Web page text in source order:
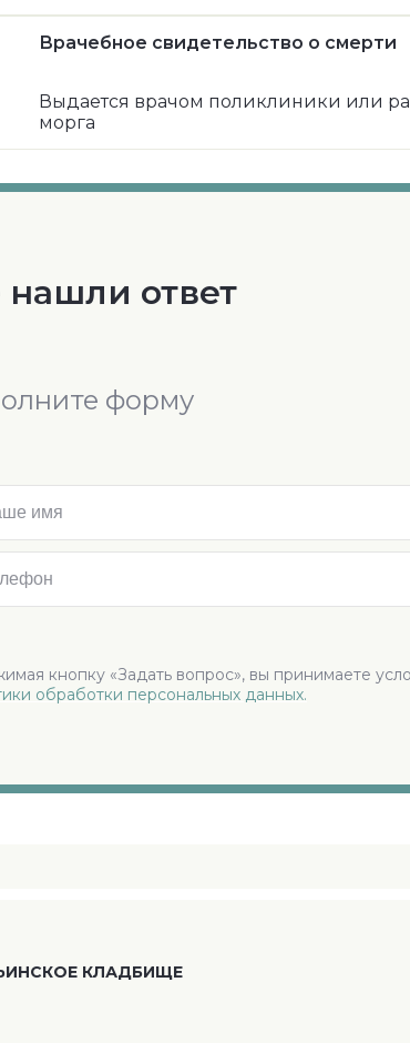
Врачебное свидетельство o смерти
Выдается врачом поликлиники или
морга
нашли ответ
форму
кнопку «Задать вопрос», вы принимаете
обработки персональных данных.
КЛАДБИЩЕ